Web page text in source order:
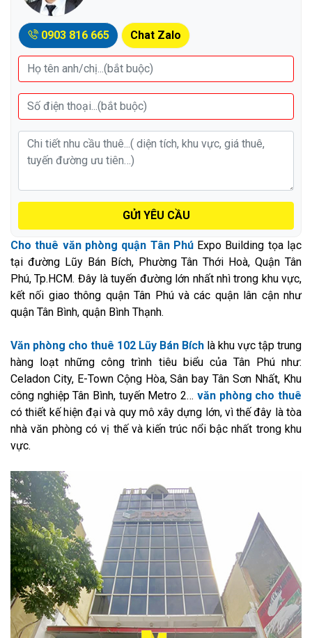
0903 816 665 Chat Zalo
GỬI YÊU CẦU
Cho thuê văn phòng quận Tân PhúExpo Building tọa lạc
tại đường Lũy Bán Bích, Phường Tân Thới Hoà, Quận Tân
Phú, Tp.HCM. Đây là tuyến đường lớn nhất nhì trong khu vực,
kết nối giao thông quận Tân Phú và các quận lân cận như
quận Tân Bình, quận Bình Thạnh.
Văn phòng cho thuê 102 Lũy Bán Bích là khu vực tập trung
hàng loạt những công trình tiêu biểu của Tân Phú như:
Celadon City, E-Town Cộng Hòa, Sân bay Tân Sơn Nhất, Khu
công nghiệp Tân Bình, tuyến Metro 2… văn phòng cho thuê
có thiết kế hiện đại và quy mô xây dựng lớn, vì thế đây là tòa
nhà văn phòng có vị thế và kiến trúc nổi bậc nhất trong khu
vực.